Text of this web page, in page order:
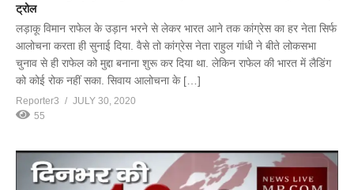
ट्रोल
लड़ाकू विमान राफेल के उड़ान भरने से लेकर भारत आने तक कांग्रेस का हर नेता सिर्फ
आलोचना करता ही सुनाई दिया. वैसे तो कांग्रेस नेता राहुल गांधी ने बीते लोकसभा
चुनाव से ही राफेल को मुद्दा बनाना शुरू कर दिया था. लेकिन राफेल की भारत में लैडिंग
को कोई रोक नहीं सका. सिवाय आलोचना के […]
Reporter3
JULY 30, 2020
55